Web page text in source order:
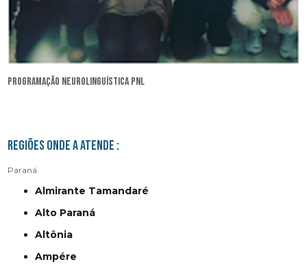
programação neurolinguística pnl
Regiões onde a atende :
Paraná
Almirante Tamandaré
Alto Paraná
Altônia
Ampére